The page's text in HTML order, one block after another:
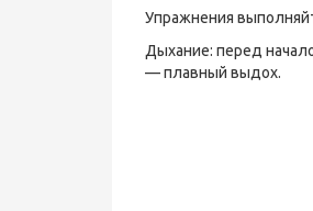
Упражнения
Дыхание: перед
— плавный выдох.